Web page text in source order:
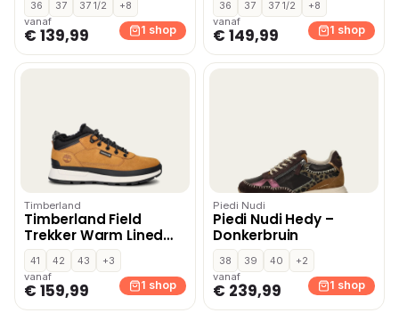
36 37 37 1/2
+8
vanaf
€ 139,99 1 shop
36 37 37 1/2
+8
vanaf
€ 149,99 1 shop
Timberland
Timberland Field
Trekker Warm Lined
hoge sneakers – Geel
41 42 43
+3
vanaf
€ 159,99 1 shop
Piedi Nudi
Piedi Nudi Hedy –
Donkerbruin
38 39 40
+2
vanaf
€ 239,99 1 shop